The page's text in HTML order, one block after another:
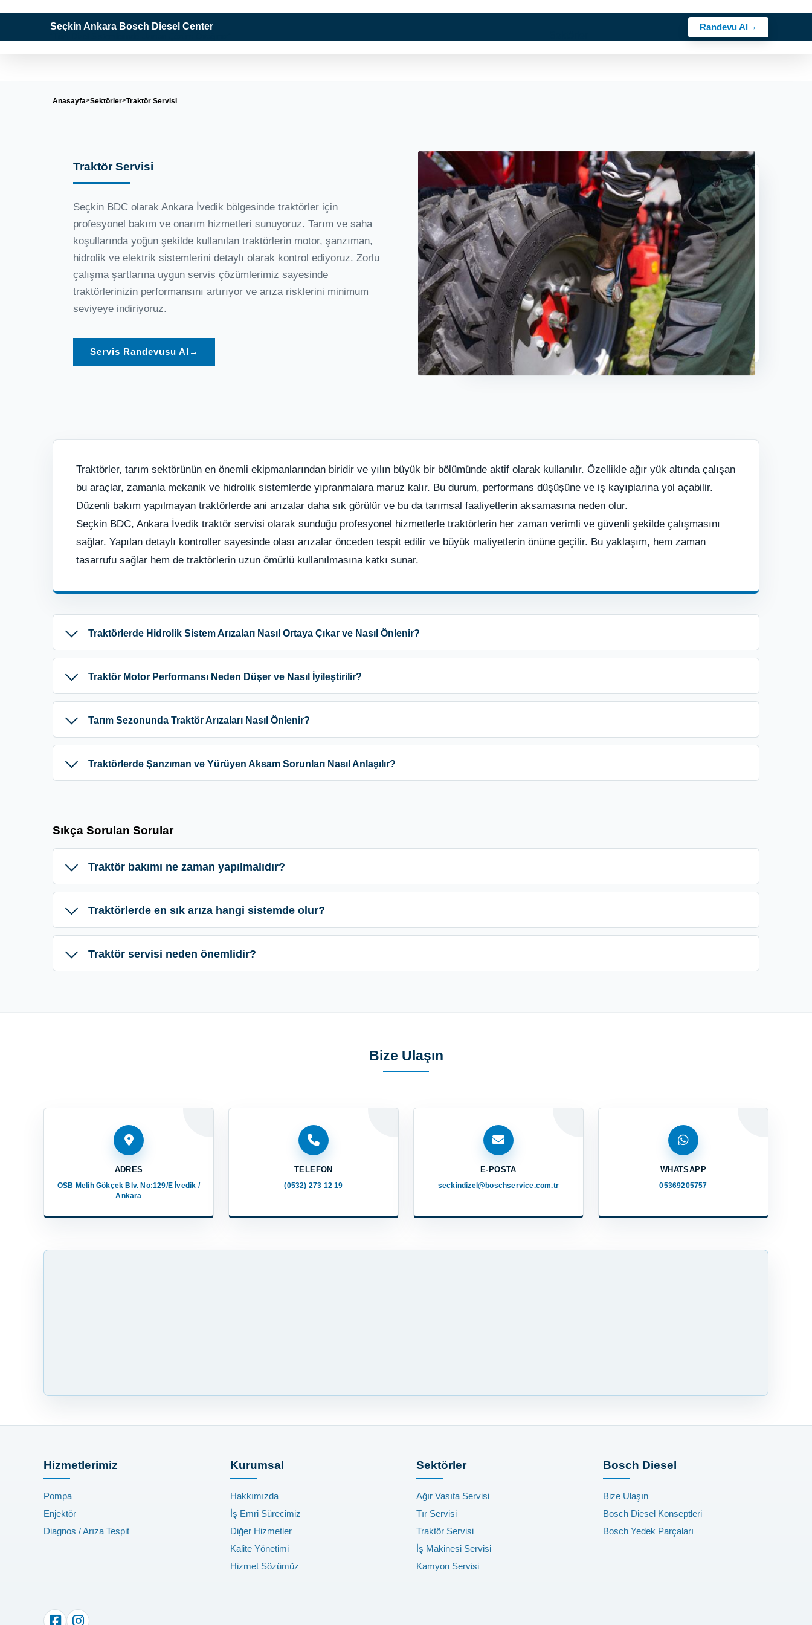
Randevu Al
Seçkin Ankara Bosch Diesel Center
Bosch Ürünler İletişim
Anasayfa Sektörler Traktör Servisi
Traktör Servisi
Seçkin BDC olarak Ankara İvedik bölgesinde traktörler için
profesyonel bakım ve onarım hizmetleri sunuyoruz. Tarım ve saha
koşullarında yoğun şekilde kullanılan traktörlerin motor, şanzıman,
hidrolik ve elektrik sistemlerini detaylı olarak kontrol ediyoruz. Zorlu
çalışma şartlarına uygun servis çözümlerimiz sayesinde
traktörlerinizin performansını artırıyor ve arıza risklerini minimum
seviyeye indiriyoruz.
Servis Randevusu Al →
Traktörler, tarım sektörünün en önemli ekipmanlarından biridir ve yılın büyük bir bölümünde aktif olarak kullanılır. Özellikle ağır yük altında çalışan
bu araçlar, zamanla mekanik ve hidrolik sistemlerde yıpranmalara maruz kalır. Bu durum, performans düşüşüne ve iş kayıplarına yol açabilir.
Düzenli bakım yapılmayan traktörlerde ani arızalar daha sık görülür ve bu da tarımsal faaliyetlerin aksamasına neden olur.
Seçkin BDC, Ankara İvedik traktör servisi olarak sunduğu profesyonel hizmetlerle traktörlerin her zaman verimli ve güvenli şekilde çalışmasını
sağlar. Yapılan detaylı kontroller sayesinde olası arızalar önceden tespit edilir ve büyük maliyetlerin önüne geçilir. Bu yaklaşım, hem zaman
tasarrufu sağlar hem de traktörlerin uzun ömürlü kullanılmasına katkı sunar.
Traktörlerde Hidrolik Sistem Arızaları Nasıl Ortaya Çıkar ve Nasıl Önlenir?
Traktör Motor Performansı Neden Düşer ve Nasıl İyileştirilir?
Tarım Sezonunda Traktör Arızaları Nasıl Önlenir?
Traktörlerde Şanzıman ve Yürüyen Aksam Sorunları Nasıl Anlaşılır?
Sıkça Sorulan Sorular
Traktör bakımı ne zaman yapılmalıdır?
Traktörlerde en sık arıza hangi sistemde olur?
Traktör servisi neden önemlidir?
Bize Ulaşın
ADRES
OSB Melih Gökçek Blv. No:129/E İvedik /
Ankara
TELEFON
(0532) 273 12 19
E-POSTA
seckindizel@boschservice.com.tr
WHATSAPP
05369205757
Hizmetlerimiz
Pompa
Enjektör
Diagnos / Arıza Tespit
Kurumsal
Hakkımızda
İş Emri Sürecimiz
Diğer Hizmetler
Kalite Yönetimi
Hizmet Sözümüz
Sektörler
Ağır Vasıta Servisi
Tır Servisi
Traktör Servisi
İş Makinesi Servisi
Kamyon Servisi
Bosch Diesel
Bize Ulaşın
Bosch Diesel Konseptleri
Bosch Yedek Parçaları